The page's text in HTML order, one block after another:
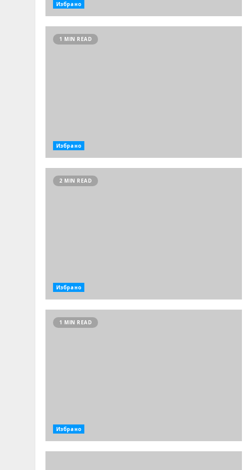
Избрано
1 MIN READ
Избрано
2 MIN READ
Избрано
1 MIN READ
Избрано